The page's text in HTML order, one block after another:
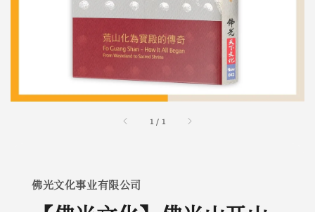
1 / 1
佛光文化事业有限公司